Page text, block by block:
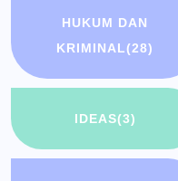
HUKUM DAN
KRIMINAL(28)
IDEAS(3)